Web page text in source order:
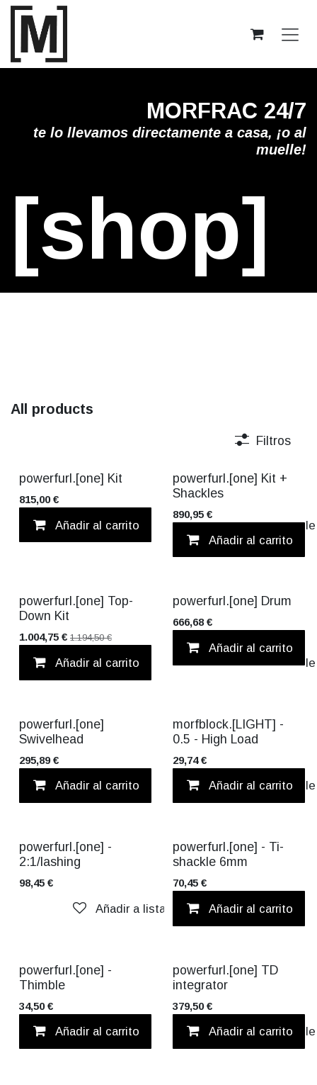
Ir al contenido
MORFRAC 24/7
te lo llevamos directamente a casa, ¡o al
muelle!
[shop]
All products
Filtros
powerfurl.[one] Kit
815,00€
Añadir al carrito Añadir a lista
Pack Ahorro!
powerfurl.[one] Kit +
Shackles
890,95€
Añadir al carrito
Pack Ahorro!
powerfurl.[one] Top-
Down Kit
1.004,75 € 1.194,50€
Añadir al carrito Añadir a lista
powerfurl.[one] Drum
666,68€
Añadir al carrito
powerfurl.[one]
Swivelhead
295,89€
Añadir al carrito Añadir a lista
morfblock.[LIGHT] -
0.5 - High Load
29,74€
Añadir al carrito
TITANIUM
powerfurl.[one] -
2:1/lashing
98,45 €
Añadir a lista de deseos
TITANIUM
powerfurl.[one] - Ti-
shackle 6mm
70,45€
Añadir al carrito
powerfurl.[one] -
Thimble
34,50€
Añadir al carrito Añadir a lista
powerfurl.[one] TD
integrator
379,50€
Añadir al carrito